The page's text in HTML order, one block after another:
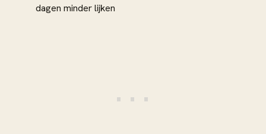
dagen minder lijken